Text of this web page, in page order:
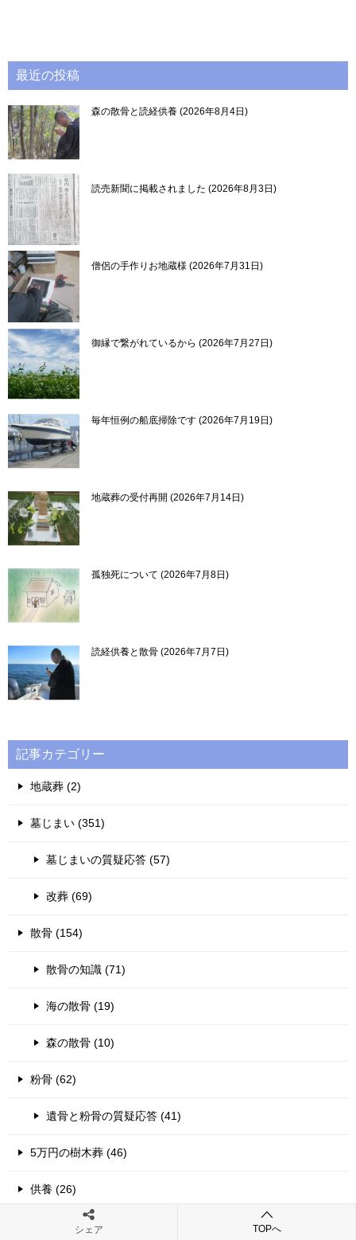
最近の投稿
森の散骨と読経供養 2026年8月4日
読売新聞に掲載されました 2026年8月3日
僧侶の手作りお地蔵様 2026年7月31日
御縁で繋がれているから 2026年7月27日
毎年恒例の船底掃除です 2026年7月19日
地蔵葬の受付再開 2026年7月14日
孤独死について 2026年7月8日
読経供養と散骨 2026年7月7日
記事カテゴリー
地蔵葬 (2)
墓じまい (351)
墓じまいの質疑応答 (57)
改葬 (69)
散骨 (154)
散骨の知識 (71)
海の散骨 (19)
森の散骨 (10)
粉骨 (62)
遺骨と粉骨の質疑応答 (41)
5万円の樹木葬 (46)
供養 (26)
お焚き上げ供養 (12)
シェア TOPへ